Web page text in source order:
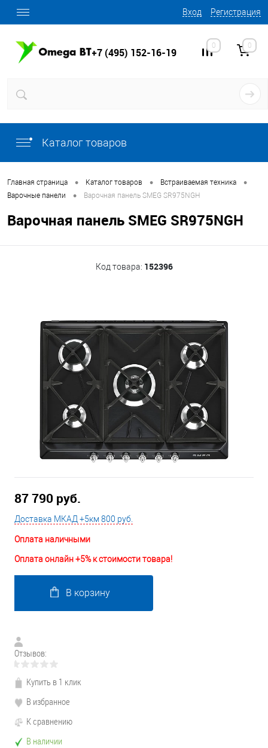
Вход Регистрация
+7 (495) 152-16-19
0 0
Каталог товаров
Главная страница • Каталог товаров • Встраиваемая техника •
Варочные панели • Варочная панель SMEG SR975NGH
Варочная панель SMEG SR975NGH
Код товара: 152396
87 790 руб.
Доставка МКАД +5км 800 руб.
Оплата наличными
Оплата онлайн +5% к стоимости товара!
В корзину
Отзывов:
Купить в 1 клик
В избранное
К сравнению
В наличии